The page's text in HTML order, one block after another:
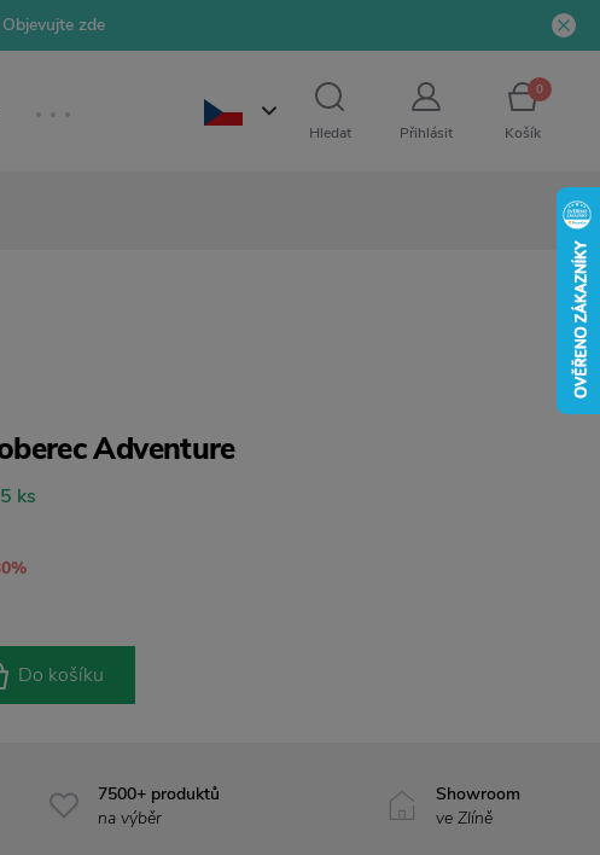
zde
Hledat Přihlásit
0
Košík
Adventure
ks
Do košíku
7500+ produktů
na výběr
Showroom
ve Zlíně